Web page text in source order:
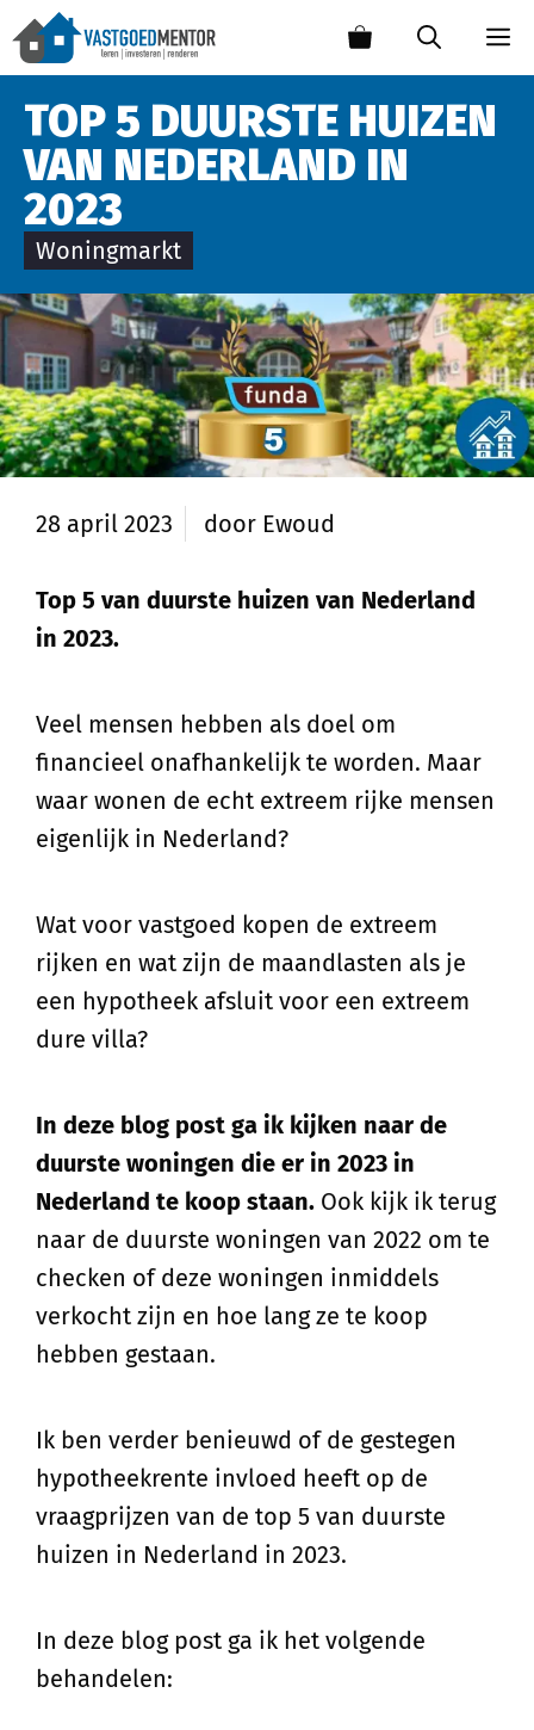
TOP 5 DUURSTE HUIZEN
VAN NEDERLAND IN
2023
Woningmarkt
28 april 2023 door Ewoud
Top 5 van duurste huizen van Nederland
in 2023.
Veel mensen hebben als doel om
financieel onafhankelijk te worden. Maar
waar wonen de echt extreem rijke mensen
eigenlijk in Nederland?
Wat voor vastgoed kopen de extreem
rijken en wat zijn de maandlasten als je
een hypotheek afsluit voor een extreem
dure villa?
In deze blog post ga ik kijken naar de
duurste woningen die er in 2023 in
Nederland te koop staan. Ook kijk ik terug
naar de duurste woningen van 2022 om te
checken of deze woningen inmiddels
verkocht zijn en hoe lang ze te koop
hebben gestaan.
Ik ben verder benieuwd of de gestegen
hypotheekrente invloed heeft op de
vraagprijzen van de top 5 van duurste
huizen in Nederland in 2023.
In deze blog post ga ik het volgende
behandelen: